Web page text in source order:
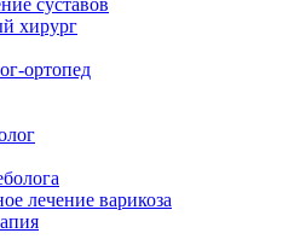
суставов
хирург
ортопед
лечение варикоза